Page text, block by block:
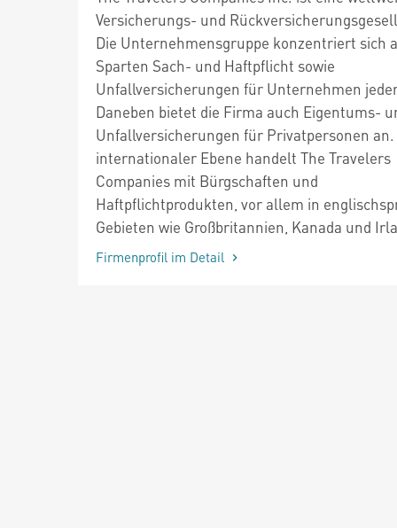
Versicherungs- und
Die Unternehmensgruppe konzentriert sich
Sparten Sach- und Haftpflicht sowie
Unfallversicherungen für Unternehmen
Daneben bietet die Firma auch Eigentums-
Unfallversicherungen für Privatpersonen an.
internationaler Ebene handelt The Travelers
Companies mit Bürgschaften und
Haftpflichtprodukten, vor allem in
Gebieten wie Großbritannien, Kanada und
Firmenprofil im Detail